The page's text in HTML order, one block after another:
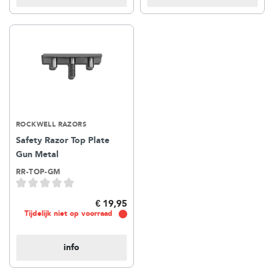
ROCKWELL RAZORS
Safety Razor Top Plate
Gun Metal
RR-TOP-GM
€ 19,95
Tijdelijk niet op voorraad
info